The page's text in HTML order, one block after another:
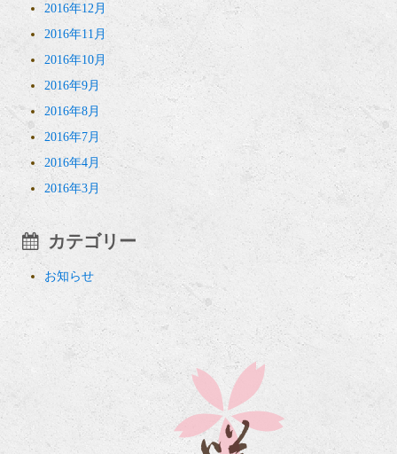
2016年12月
2016年11月
2016年10月
2016年9月
2016年8月
2016年7月
2016年4月
2016年3月
カテゴリー
お知らせ